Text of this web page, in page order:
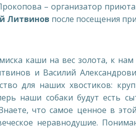
– организатор
Литвинов после посещения
каши на вес золота, к
и Василий
для наших хвостиков:
наши собаки будут есть
что самое ценное в
неравнодушие.